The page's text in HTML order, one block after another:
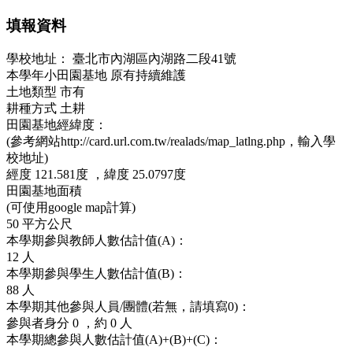
填報資料
學校地址：
臺北市內湖區內湖路二段41號
本學年小田園基地 原有持續維護
土地類型 市有
耕種方式 土耕
田園基地經緯度：
(參考網站http://card.url.com.tw/realads/map_latlng.php，輸入學
校地址)
經度 121.581度 ， 緯度 25.0797度
田園基地面積
(可使用google map計算)
50 平方公尺
本學期參與教師人數估計值(A)：
12 人
本學期參與學生人數估計值(B)：
88 人
本學期其他參與人員/團體(若無，請填寫0)：
參與者身分 0 ，約 0 人
本學期總參與人數估計值(A)+(B)+(C)：